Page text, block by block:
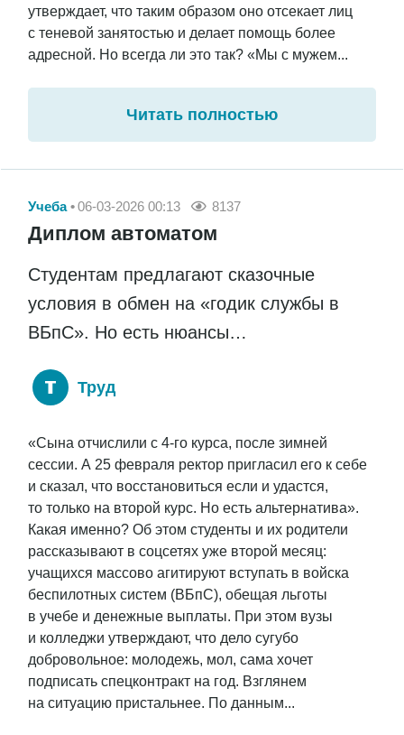
утверждает, что таким образом оно отсекает лиц
с теневой занятостью и делает помощь более
адресной. Но всегда ли это так? «Мы с мужем...
Читать полностью
Учеба 06-03-2026 00:13 8137
Диплом автоматом
Студентам предлагают сказочные
условия в обмен на «годик службы в
ВБпС». Но есть нюансы…
Труд
«Сына отчислили с 4-го курса, после зимней
сессии. А 25 февраля ректор пригласил его к себе
и сказал, что восстановиться если и удастся,
то только на второй курс. Но есть альтернатива».
Какая именно? Об этом студенты и их родители
рассказывают в соцсетях уже второй месяц:
учащихся массово агитируют вступать в войска
беспилотных систем (ВБпС), обещая льготы
в учебе и денежные выплаты. При этом вузы
и колледжи утверждают, что дело сугубо
добровольное: молодежь, мол, сама хочет
подписать спецконтракт на год. Взглянем
на ситуацию пристальнее. По данным...